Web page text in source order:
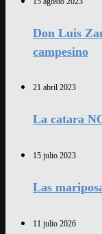
Don Luis
campesino
21 abril 2023
La catara
15 julio 2023
Las
11 julio 2026